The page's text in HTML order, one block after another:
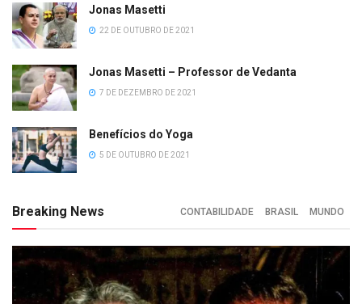
Jonas Masetti
22 DE OUTUBRO DE 2021
Jonas Masetti – Professor de Vedanta
7 DE DEZEMBRO DE 2021
Benefícios do Yoga
5 DE OUTUBRO DE 2021
Breaking News CONTABILIDADE BRASIL MUNDO